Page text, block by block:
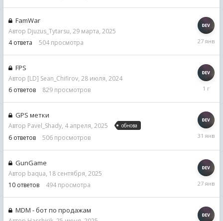
2024
FamWar
Автор Djuzus_Tytarsu, 29 марта, 2025
4 ответа 504 просмотра
27
FPS
Автор [LD] Sean_Chifirov, 28 июля, 2024
6 ответов 829 просмотров
12
2024
GPS метки
Автор Pavel_Shady, 4 апреля, 2025 обнова
6 ответов 506 просмотров
31
GunGame
Автор baqua, 18 сентября, 2025
10 ответов 494 просмотра
27
MDM - бот по продажам